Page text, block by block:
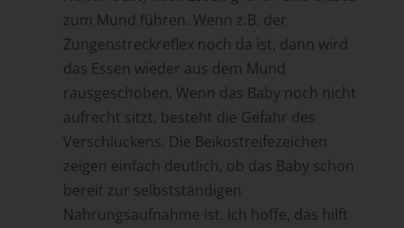
zum Mund führen. Wenn z.B. der
Zungenstreckreflex noch da ist, dann wird
das Essen wieder aus dem Mund
rausgeschoben. Wenn das Baby noch nicht
aufrecht sitzt, besteht die Gefahr des
Verschluckens. Die Beikostreifezeichen
zeigen einfach deutlich, ob das Baby schon
bereit zur selbstständigen
Nahrungsaufnahme ist. Ich hoffe, das hilft